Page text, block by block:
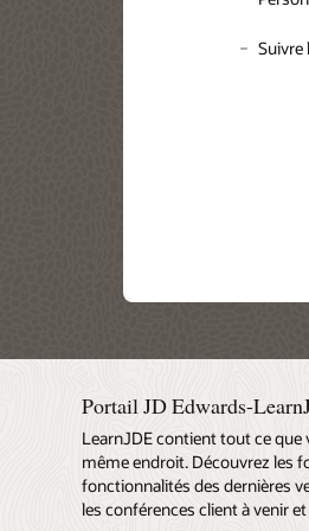
Suivre
"ne
Portail JD Edwards-
LearnJDE contient tout ce que
même endroit. Découvrez les
fonctionnalités des dernières
les conférences client à venir